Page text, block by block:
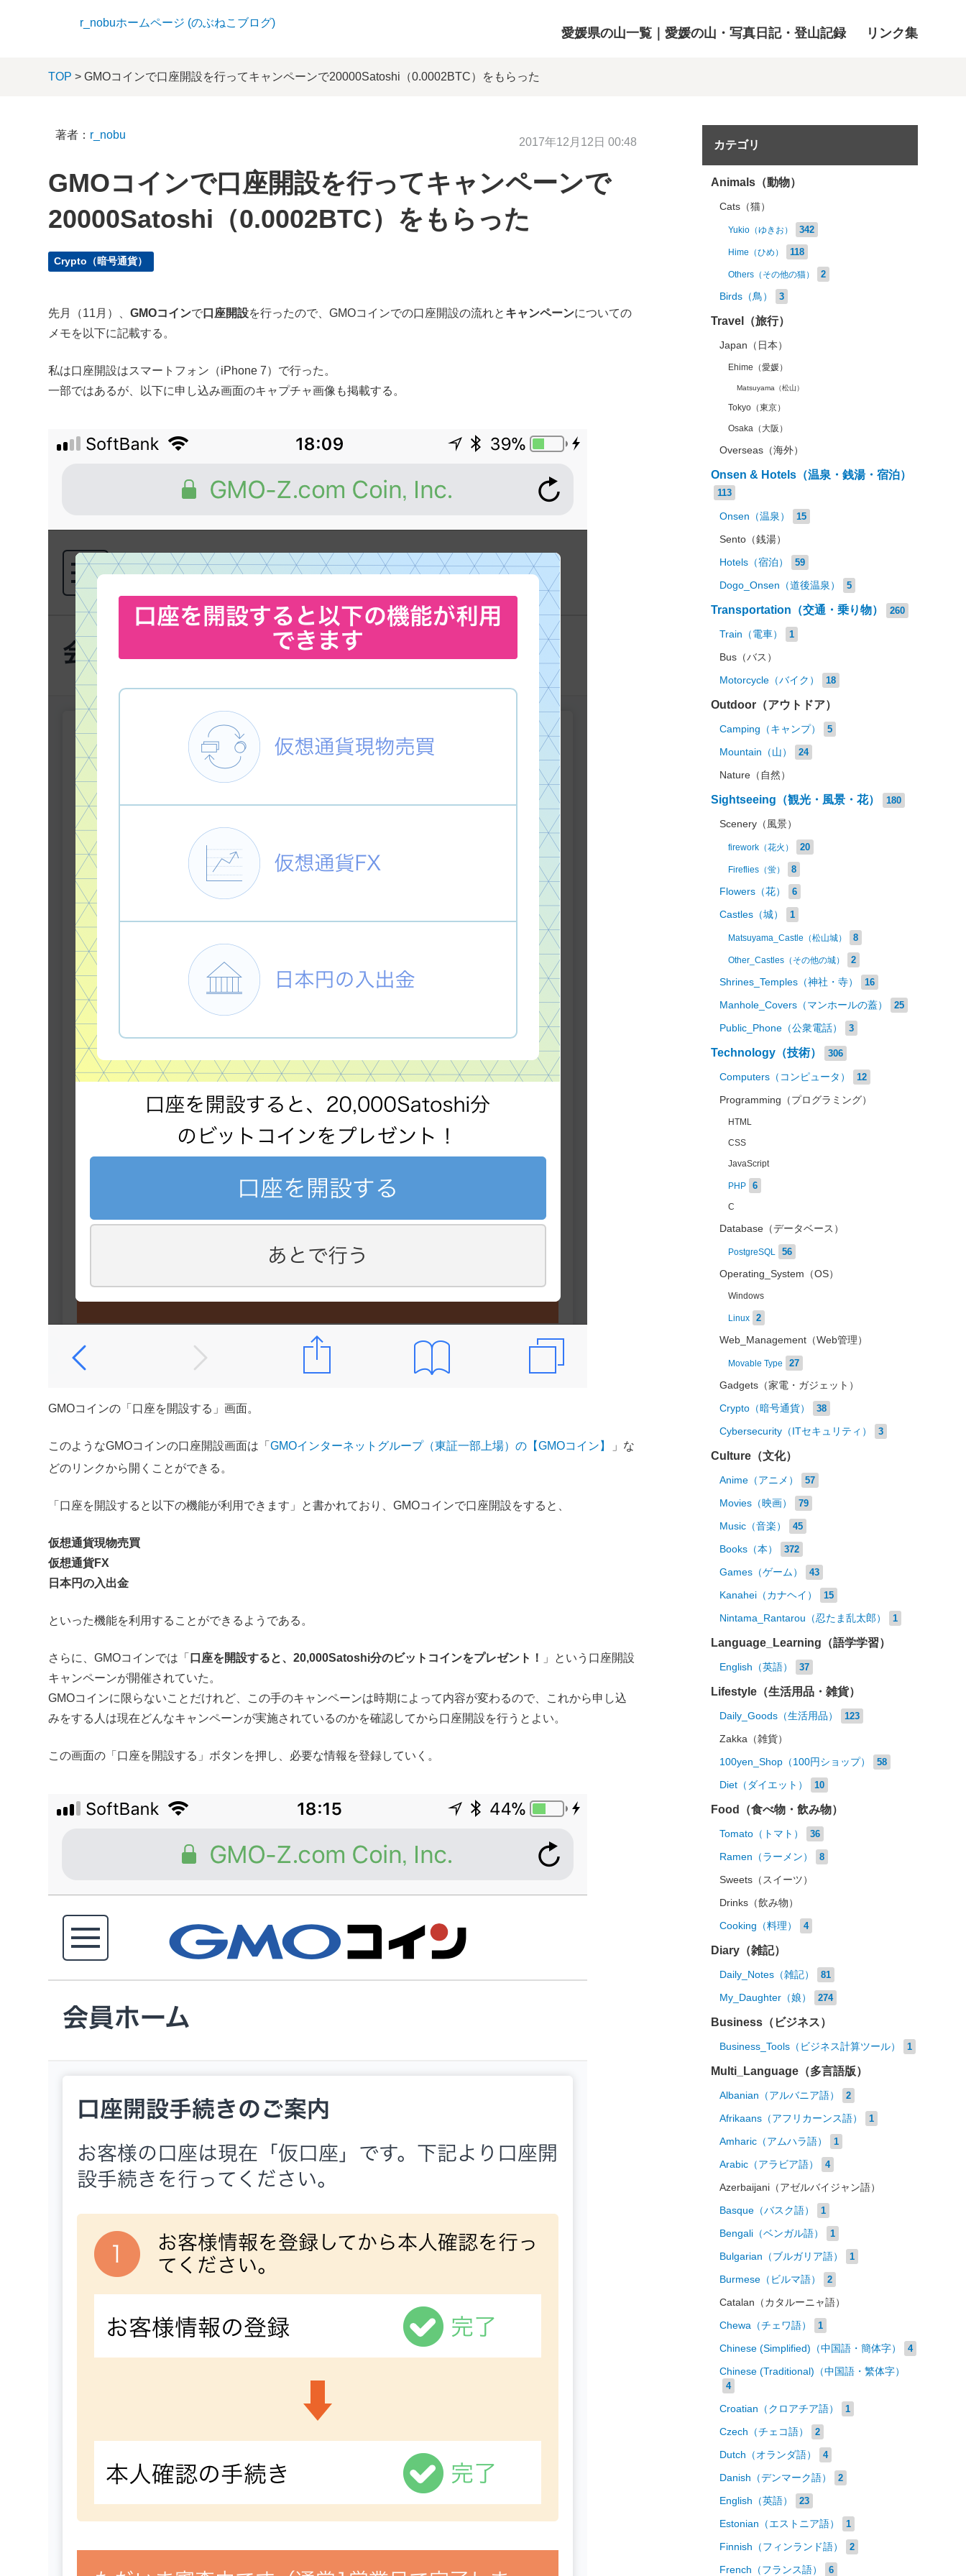
r_nobuホームページ (のぶねこブログ)
愛媛県の山一覧｜愛媛の山・写真日記・登山記録 リンク集
TOP > GMOコインで口座開設を行ってキャンペーンで20000Satoshi（0.0002BTC）をもらった
著者： r_nobu
2017年12月12日 00:48
GMOコインで口座開設を行ってキャンペーンで
20000Satoshi（0.0002BTC）をもらった
Crypto（暗号通貨）
先月（11月）、GMOコインで口座開設を行ったので、GMOコインでの口座開設の流れと キャンペーンについての
メモを以下に記載する。
私は口座開設はスマートフォン（iPhone 7）で行った。
一部ではあるが、以下に申し込み画面のキャプチャ画像も掲載する。
GMOコインの「口座を開設する」画面。
このようなGMOコインの口座開設画面は「GMOインターネットグループ（東証一部上場）の【GMOコイン】
」な
どのリンクから開くことができる。
「口座を開設すると以下の機能が利用できます」と書かれており、GMOコインで口座開設をすると、
仮想通貨現物売買
仮想通貨FX
日本円の入出金
といった機能を利用することができるようである。
さらに、GMOコインでは「 口座を開設すると、20,000Satoshi分のビットコインをプレゼント！
」という口座開設
キャンペーンが開催されていた。
GMOコインに限らないことだけれど、この手のキャンペーンは時期によって内容が変わるので、これから申し込
みをする人は現在どんなキャンペーンが実施されているのかを確認してから口座開設を行うとよい。
この画面の「口座を開設する」ボタンを押し、必要な情報を登録していく。
カテゴリ
Animals（動物）
Cats（猫）
Yukio（ゆきお） 342
Hime（ひめ） 118
Others（その他の猫） 2
Birds（鳥） 3
Travel（旅行）
Japan（日本）
Ehime（愛媛）
Matsuyama（松山）
Tokyo（東京）
Osaka（大阪）
Overseas（海外）
Onsen & Hotels（温泉・銭湯・宿泊）
113
Onsen（温泉） 15
Sento（銭湯）
Hotels（宿泊） 59
Dogo_Onsen（道後温泉） 5
Transportation（交通・乗り物） 260
Train（電車） 1
Bus（バス）
Motorcycle（バイク） 18
Outdoor（アウトドア）
Camping（キャンプ） 5
Mountain（山） 24
Nature（自然）
Sightseeing（観光・風景・花） 180
Scenery（風景）
firework（花火） 20
Fireflies（蛍） 8
Flowers（花） 6
Castles（城） 1
Matsuyama_Castle（松山城） 8
Other_Castles（その他の城） 2
Shrines_Temples（神社・寺） 16
Manhole_Covers（マンホールの蓋） 25
Public_Phone（公衆電話） 3
Technology（技術） 306
Computers（コンピュータ） 12
Programming（プログラミング）
HTML
CSS
JavaScript
PHP 6
C
Database（データベース）
PostgreSQL 56
Operating_System（OS）
Windows
Linux 2
Web_Management（Web管理）
Movable Type 27
Gadgets（家電・ガジェット）
Crypto（暗号通貨） 38
Cybersecurity（ITセキュリティ） 3
Culture（文化）
Anime（アニメ） 57
Movies（映画） 79
Music（音楽） 45
Books（本） 372
Games（ゲーム） 43
Kanahei（カナヘイ） 15
Nintama_Rantarou（忍たま乱太郎） 1
Language_Learning（語学学習）
English（英語） 37
Lifestyle（生活用品・雑貨）
Daily_Goods（生活用品） 123
Zakka（雑貨）
100yen_Shop（100円ショップ） 58
Diet（ダイエット） 10
Food（食べ物・飲み物）
Tomato（トマト） 36
Ramen（ラーメン） 8
Sweets（スイーツ）
Drinks（飲み物）
Cooking（料理） 4
Diary（雑記）
Daily_Notes（雑記） 81
My_Daughter（娘） 274
Business（ビジネス）
Business_Tools（ビジネス計算ツール） 1
Multi_Language（多言語版）
Albanian（アルバニア語） 2
Afrikaans（アフリカーンス語） 1
Amharic（アムハラ語） 1
Arabic（アラビア語） 4
Azerbaijani（アゼルバイジャン語）
Basque（バスク語） 1
Bengali（ベンガル語） 1
Bulgarian（ブルガリア語） 1
Burmese（ビルマ語） 2
Catalan（カタルーニャ語）
Chewa（チェワ語） 1
Chinese (Simplified)（中国語・簡体字） 4
Chinese (Traditional)（中国語・繁体字）
4
Croatian（クロアチア語） 1
Czech（チェコ語） 2
Dutch（オランダ語） 4
Danish（デンマーク語） 2
English（英語） 23
Estonian（エストニア語） 1
Finnish（フィンランド語） 2
French（フランス語） 6